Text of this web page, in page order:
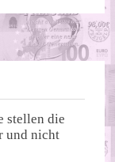
stellen die
und nicht